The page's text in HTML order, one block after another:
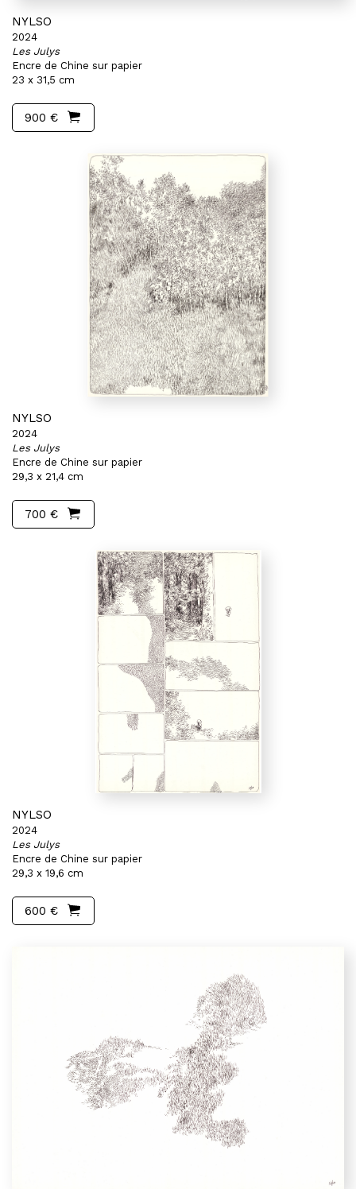
NYLSO
2024
Les Julys
Encre de Chine sur papier
23 x 31,5 cm
900 €
NYLSO
2024
Les Julys
Encre de Chine sur papier
29,3 x 21,4 cm
700 €
NYLSO
2024
Les Julys
Encre de Chine sur papier
29,3 x 19,6 cm
600 €